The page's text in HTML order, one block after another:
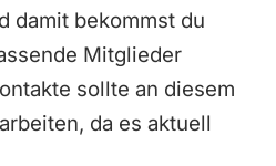
damit bekommst du
Mitglieder
sollte an diesem
da es aktuell